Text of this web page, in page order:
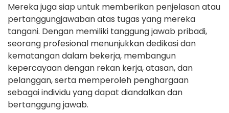
Mereka juga siap untuk memberikan penjelasan atau
pertanggungjawaban atas tugas yang mereka
tangani. Dengan memiliki tanggung jawab pribadi,
seorang profesional menunjukkan dedikasi dan
kematangan dalam bekerja, membangun
kepercayaan dengan rekan kerja, atasan, dan
pelanggan, serta memperoleh penghargaan
sebagai individu yang dapat diandalkan dan
bertanggung jawab.